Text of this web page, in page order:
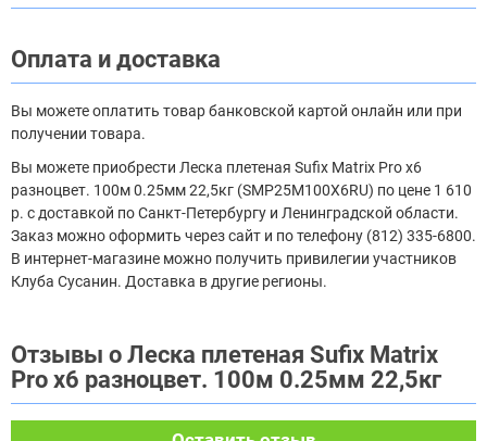
Оплата и доставка
Вы можете оплатить товар банковской картой онлайн или при
получении товара.
Вы можете приобрести Леска плетеная Sufix Matrix Pro x6
разноцвет. 100м 0.25мм 22,5кг (SMP25M100X6RU) по цене 1 610
р. с доставкой по Санкт-Петербургу и Ленинградской области.
Заказ можно оформить через сайт и по телефону (812) 335-6800.
В интернет-магазине можно получить привилегии участников
Клуба Сусанин. Доставка в другие регионы.
Отзывы о Леска плетеная Sufix Matrix
Pro x6 разноцвет. 100м 0.25мм 22,5кг